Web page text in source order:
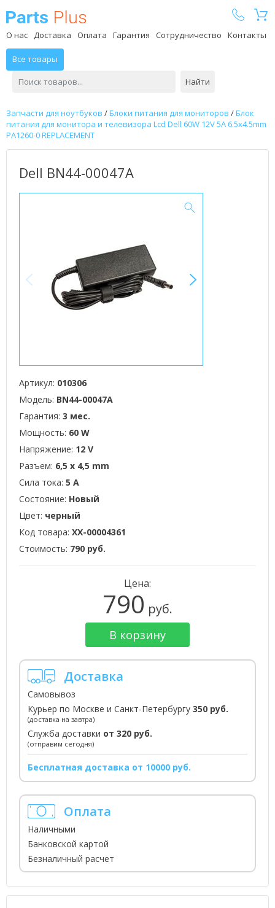
О нас Доставка Оплата Гарантия Сотрудничество Контакты
Все товары
Найти
Запчасти для ноутбуков /Блоки питания для мониторов /Блок
питания для монитора и телевизора Lcd Dell 60W 12V 5A 6.5x4.5mm
PA1260-0 REPLACEMENT
Dell BN44-00047A
Артикул: 010306
Модель: BN44-00047A
Гарантия: 3 мес.
Мощность: 60 W
Напряжение: 12 V
Разъем: 6,5 x 4,5 mm
Сила тока: 5 А
Состояние: Новый
Цвет: черный
Код товара: XX-00004361
Стоимость: 790 руб.
Цена:
790 руб.
В корзину
Доставка
Самовывоз
Курьер по Москве и Санкт-Петербургу 350 руб.
(доставка на завтра)
Служба доставки от 320 руб.
(отправим сегодня)
Бесплатная доставка от 10000 руб.
Оплата
Наличными
Банковской картой
Безналичный расчет